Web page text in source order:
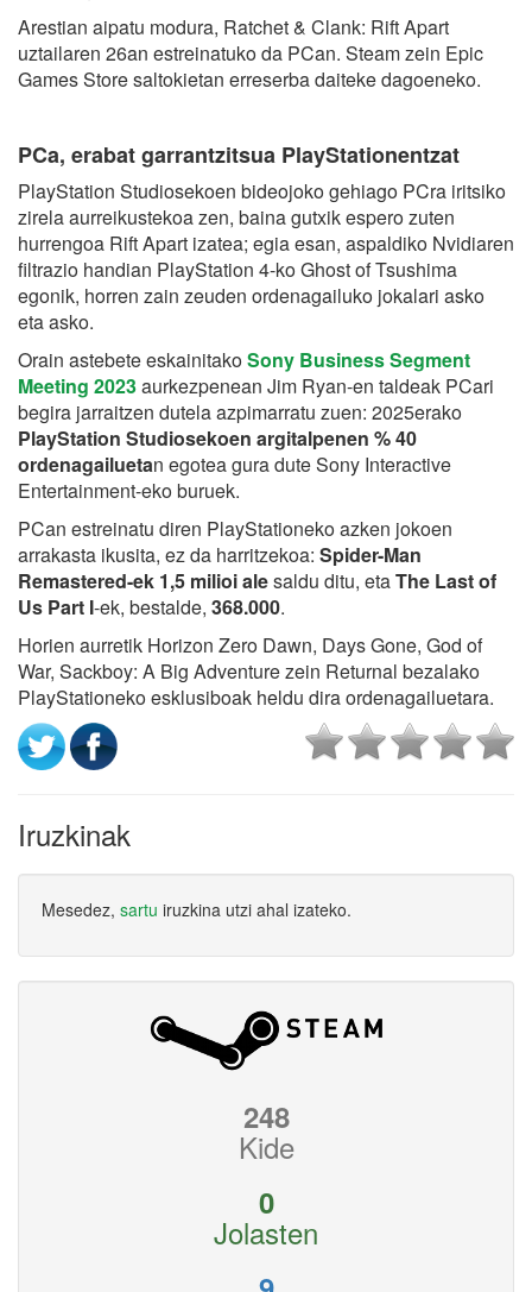
Arestian aipatu modura, Ratchet & Clank: Rift Apart
uztailaren 26an estreinatuko da PCan. Steam zein Epic
Games Store saltokietan erreserba daiteke dagoeneko.
PCa, erabat garrantzitsua PlayStationentzat
PlayStation Studiosekoen bideojoko gehiago PCra iritsiko
zirela aurreikustekoa zen, baina gutxik espero zuten
hurrengoa Rift Apart izatea; egia esan, aspaldiko Nvidiaren
filtrazio handian PlayStation 4-ko Ghost of Tsushima
egonik, horren zain zeuden ordenagailuko jokalari asko
eta asko.
Orain astebete eskainitakoSony Business Segment
Meeting 2023aurkezpenean Jim Ryan-en taldeak PCari
begira jarraitzen dutela azpimarratu zuen: 2025erako
PlayStation Studiosekoen argitalpenen % 40
ordenagailuetan egotea gura dute Sony Interactive
Entertainment-eko buruek.
PCan estreinatu diren PlayStationeko azken jokoen
arrakasta ikusita, ez da harritzekoa: Spider-Man
Remastered-ek 1,5 milioi alesaldu ditu, etaThe Last of
Us Part I-ek, bestalde, 368.000.
Horien aurretik Horizon Zero Dawn, Days Gone, God of
War, Sackboy: A Big Adventure zein Returnal bezalako
PlayStationeko esklusiboak heldu dira ordenagailuetara.
Iruzkinak
Mesedez, sartu iruzkina utzi ahal izateko.
248
Kide
0
Jolasten